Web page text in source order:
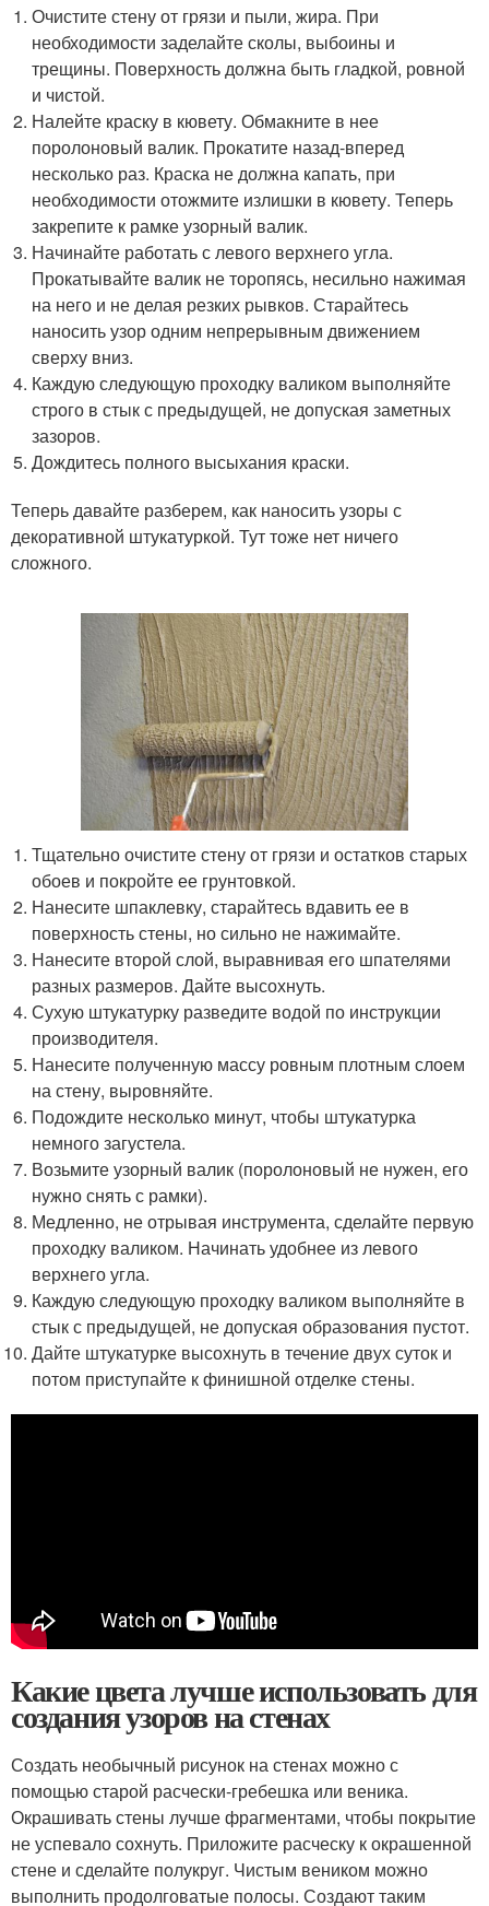
Очистите стену от грязи и пыли, жира. При
необходимости заделайте сколы, выбоины и
трещины. Поверхность должна быть гладкой, ровной
и чистой.
Налейте краску в кювету. Обмакните в нее
поролоновый валик. Прокатите назад-вперед
несколько раз. Краска не должна капать, при
необходимости отожмите излишки в кювету. Теперь
закрепите к рамке узорный валик.
Начинайте работать с левого верхнего угла.
Прокатывайте валик не торопясь, несильно нажимая
на него и не делая резких рывков. Старайтесь
наносить узор одним непрерывным движением
сверху вниз.
Каждую следующую проходку валиком выполняйте
строго в стык с предыдущей, не допуская заметных
зазоров.
Дождитесь полного высыхания краски.
​Теперь давайте разберем, как наносить узоры с
декоративной штукатуркой. Тут тоже нет ничего
сложного.
Тщательно очистите стену от грязи и остатков старых
обоев и покройте ее грунтовкой.
Нанесите шпаклевку, старайтесь вдавить ее в
поверхность стены, но сильно не нажимайте.
Нанесите второй слой, выравнивая его шпателями
разных размеров. Дайте высохнуть.
Сухую штукатурку разведите водой по инструкции
производителя.
Нанесите полученную массу ровным плотным слоем
на стену, выровняйте.
Подождите несколько минут, чтобы штукатурка
немного загустела.
Возьмите узорный валик (поролоновый не нужен, его
нужно снять с рамки).
Медленно, не отрывая инструмента, сделайте первую
проходку валиком. Начинать удобнее из левого
верхнего угла.
Каждую следующую проходку валиком выполняйте в
стык с предыдущей, не допуская образования пустот.
Дайте штукатурке высохнуть в течение двух суток и
потом приступайте к финишной отделке стены.
Какие цвета лучше использовать для
создания узоров на стенах
Создать необычный рисунок на стенах можно с
помощью старой расчески-гребешка или веника.
Окрашивать стены лучше фрагментами, чтобы покрытие
не успевало сохнуть. Приложите расческу к окрашенной
стене и сделайте полукруг. Чистым веником можно
выполнить продолговатые полосы. Создают таким